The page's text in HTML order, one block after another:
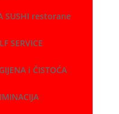
SUSHI restorane
SERVICE
i ČISTOĆA